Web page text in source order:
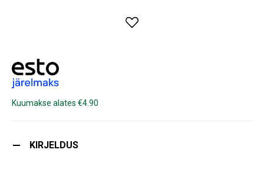
Kuumakse alates €4.90
KIRJELDUS